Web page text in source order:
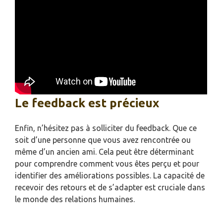
Le feedback est précieux
Enfin, n’hésitez pas à solliciter du feedback. Que ce
soit d’une personne que vous avez rencontrée ou
même d’un ancien ami. Cela peut être déterminant
pour comprendre comment vous êtes perçu et pour
identifier des améliorations possibles. La capacité de
recevoir des retours et de s’adapter est cruciale dans
le monde des relations humaines.